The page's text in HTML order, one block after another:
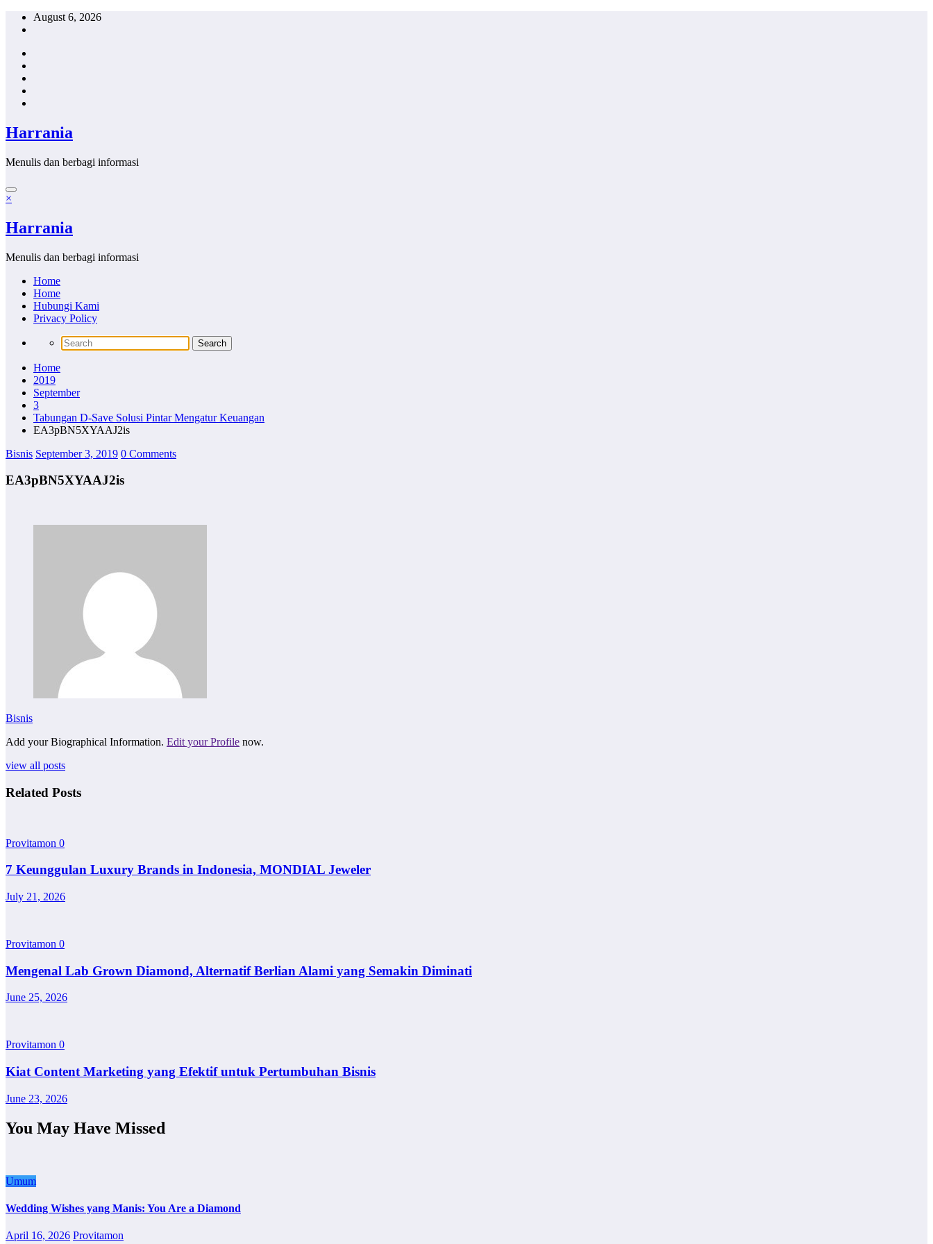
Skip
August 6, 2026
Harrania
Menulis dan berbagi informasi
×
Harrania
Menulis dan berbagi informasi
Home
Home
Hubungi Kami
Privacy Policy
Home
2019
September
3
Tabungan D-Save Solusi Pintar Mengatur Keuangan
EA3pBN5XYAAJ2is
Bisnis September 3, 2019 0 Comments
EA3pBN5XYAAJ2is
Bisnis
Add your Biographical Information. Edit your Profile now.
view all posts
Related Posts
Provitamon 0
7 Keunggulan Luxury Brands in Indonesia, MONDIAL Jeweler
July 21, 2026
Provitamon 0
Mengenal Lab Grown Diamond, Alternatif Berlian Alami yang Semakin Diminati
June 25, 2026
Provitamon 0
Kiat Content Marketing yang Efektif untuk Pertumbuhan Bisnis
June 23, 2026
You May Have Missed
Umum
Wedding Wishes yang Manis: You Are a Diamond
April 16, 2026 Provitamon